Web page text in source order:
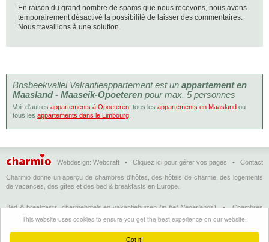
Got it!
This website uses cookies to ensure you get the best experience on our website.
En raison du grand nombre de spams que nous recevons, nous avons
temporairement désactivé la possibilité de laisser des commentaires.
Nous travaillons à une solution.
Bosbeekvallei Vakantieappartement est un appartement en
Maasland - Maaseik-Opoeteren pour max. 5 personnes
Voir d'autres appartements à Opoeteren , tous les appartements en Maasland ou
tous les appartements dans le Limbourg
Webdesign: Webcraft • Cliquez ici pour gérer vos pages • Contact
Charmio donne un aperçu de chambres d'hôtes, des hôtels de charme, des logements
de vacances, des gîtes et des bed & breakfasts en Europe.
Bed & breakfasts, charmehotels en vakantiehuizen (in het Nederlands)•Chambres
d'hôtes, hôtels de charme et logements de vacances
(en français) •
breakfasts, charming hotels and holiday accommodations
Breakfast, Charme-Hotels und Ferienhäuser (auf Deutsch)•Bed & breakfast, hoteles